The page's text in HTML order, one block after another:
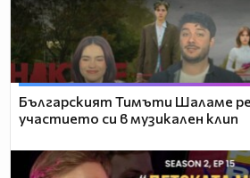
Българският Тимъти Шаламе
участието си в музикален клип